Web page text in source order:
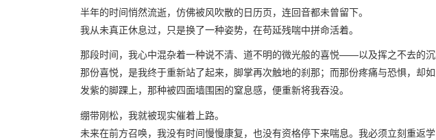
半年的时间悄然流逝，仿佛被风吹散的日历页，连回音都未曾留下。
我从未真正休息过，只是换了一种姿势，在苟延残喘中拼命活着。
那段时间，我心中混杂着一种说不清、道不明的微光般的喜悦——以及挥之不去的沉
那份喜悦，是我终于重新站了起来，脚掌再次触地的刹那；而那份疼痛与恐惧，却
发紫的脚踝上，那种被四面墙围困的窒息感，便重新将我吞没。
绷带刚松，我就被现实催着上路。
未来在前方召唤，我没有时间慢慢康复，也没有资格停下来喘息。我必须立刻重返学